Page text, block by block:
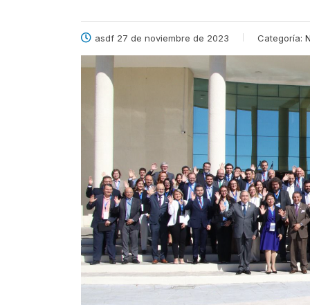
asdf 27 de noviembre de 2023 Categoría: